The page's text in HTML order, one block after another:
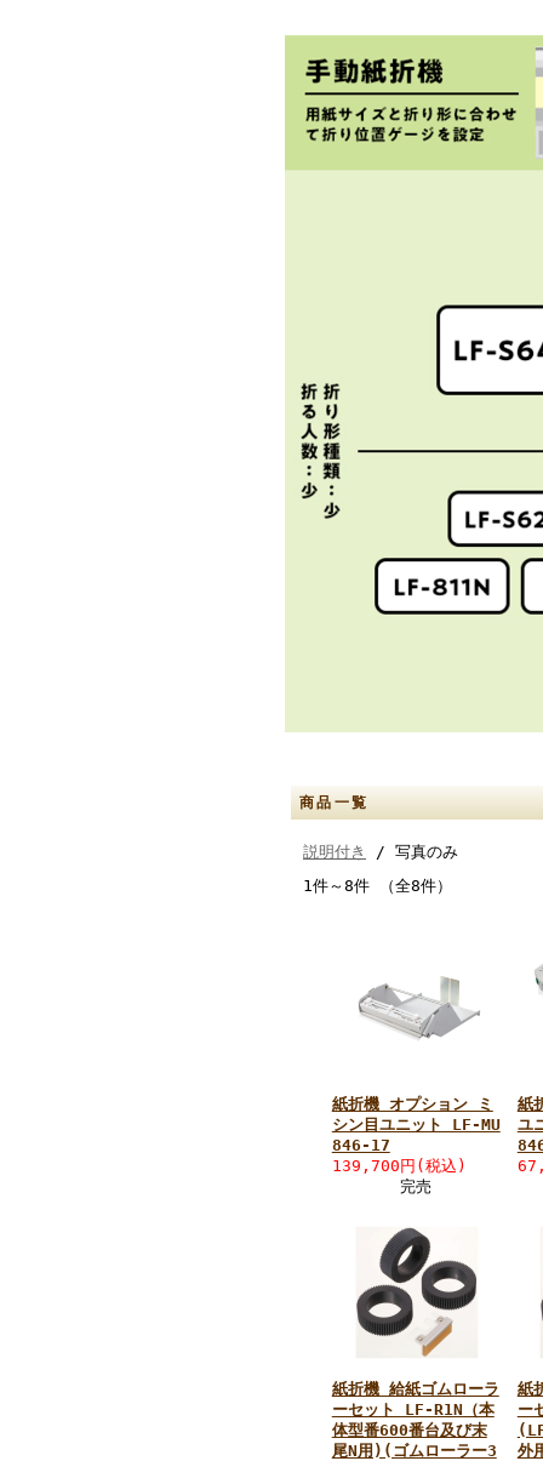
商品一覧
説明付き
/ 写真のみ
1件～8件 （全8件）
紙折機 オプション ミ
シン目ユニット LF-MU
846-17
139,700円 (税込)
完売
紙
ユ
紙折機 給紙ゴムローラ
ーセット LF-R1N（本
体型番600番台及び末
尾N用)(ゴムローラー3
紙
ー
外